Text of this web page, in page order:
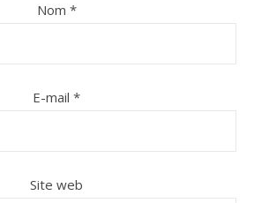
Nom *
E-mail *
Site web